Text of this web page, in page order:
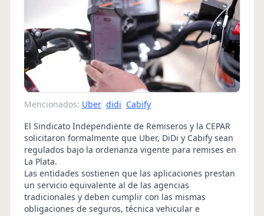
Mencionados: Uber didi Cabify
El Sindicato Independiente de Remiseros y la CEPAR
solicitaron formalmente que Uber, DiDi y Cabify sean
regulados bajo la ordenanza vigente para remises en
La Plata.
Las entidades sostienen que las aplicaciones prestan
un servicio equivalente al de las agencias
tradicionales y deben cumplir con las mismas
obligaciones de seguros, técnica vehicular e